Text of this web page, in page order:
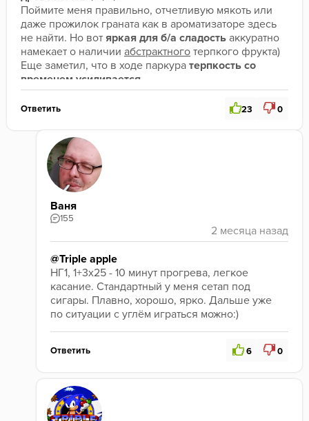
Поймите меня правильно, отчетливую мякоть или
даже прожилок граната как в ароматизаторе здесь
не найти. Но вот яркая для б/а сладость аккуратно
намекает о наличии абстрактного терпкого фрукта)
Еще заметил, что в ходе паркура терпкость со
временем усиливается
Итог:
Это очень вкусно! Почему тогда 4.8/5, а не все 5/5?
плотности во вкусе.
пробовать однозначно стоит всем!
Ответить 23 0
Ваня
155
@Triple apple
НГ1, 1+3х25 - 10 минут прогрева, легкое
касание. Стандартный у меня сетап под
сигары. Плавно, хорошо, ярко. Дальше уже
по ситуации с углём играться можно:)
Ответить 6 0